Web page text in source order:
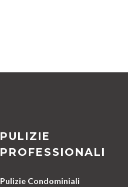
PULIZIE
PROFESSIONALI
Pulizie Condominiali